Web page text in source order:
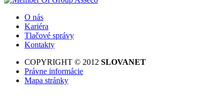
O nás
Kariéra
Tlačové správy
Kontakty
COPYRIGHT © 2012 SLOVANET
Právne informácie
Mapa stránky